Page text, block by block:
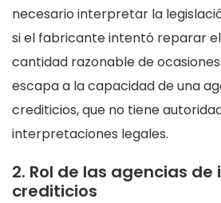
necesario interpretar la
si el fabricante intentó reparar
cantidad razonable de
escapa a la capacidad de una
crediticios, que no tiene
interpretaciones legales.
2. Rol de las agencias de
crediticios